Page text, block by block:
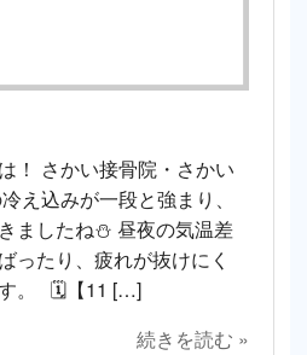
！ さかい接骨院・さかい
え込みが一段と強まり、
ましたね⛄ 昼夜の気温差
ったり、疲れが抜けにく
す。 🗓【11 […]
続きを読む »